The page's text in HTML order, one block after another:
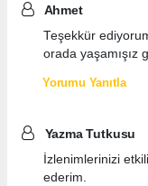
Ahmet
Teşekkür
orada yaşamışız
Yorumu Yanıtla
Yazma Tutkusu
İzlenimlerinizi
ederim.